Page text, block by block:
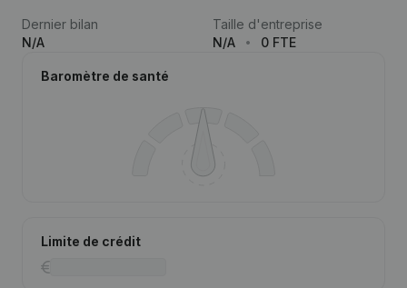
Dernier bilan
N/A
Taille d'entreprise
N/A
0 FTE
Baromètre de santé
Limite de crédit